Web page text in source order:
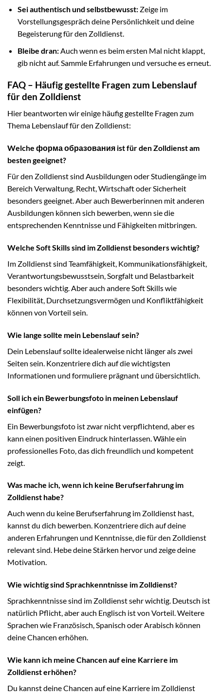
Sei authentisch und selbstbewusst:Zeige im
Vorstellungsgespräch deine Persönlichkeit und deine
Begeisterung für den Zolldienst.
Bleibe dran:Auch wenn es beim ersten Mal nicht klappt,
gib nicht auf. Sammle Erfahrungen und versuche es erneut.
FAQ – Häufig gestellte Fragen zum Lebenslauf
für den Zolldienst
Hier beantworten wir einige häufig gestellte Fragen zum
Thema Lebenslauf für den Zolldienst:
Welche форма образования ist für den Zolldienst am
besten geeignet?
Für den Zolldienst sind Ausbildungen oder Studiengänge im
Bereich Verwaltung, Recht, Wirtschaft oder Sicherheit
besonders geeignet. Aber auch Bewerberinnen mit anderen
Ausbildungen können sich bewerben, wenn sie die
entsprechenden Kenntnisse und Fähigkeiten mitbringen.
Welche Soft Skills sind im Zolldienst besonders wichtig?
Im Zolldienst sind Teamfähigkeit, Kommunikationsfähigkeit,
Verantwortungsbewusstsein, Sorgfalt und Belastbarkeit
besonders wichtig. Aber auch andere Soft Skills wie
Flexibilität, Durchsetzungsvermögen und Konfliktfähigkeit
können von Vorteil sein.
Wie lange sollte mein Lebenslauf sein?
Dein Lebenslauf sollte idealerweise nicht länger als zwei
Seiten sein. Konzentriere dich auf die wichtigsten
Informationen und formuliere prägnant und übersichtlich.
Soll ich ein Bewerbungsfoto in meinen Lebenslauf
einfügen?
Ein Bewerbungsfoto ist zwar nicht verpflichtend, aber es
kann einen positiven Eindruck hinterlassen. Wähle ein
professionelles Foto, das dich freundlich und kompetent
zeigt.
Was mache ich, wenn ich keine Berufserfahrung im
Zolldienst habe?
Auch wenn du keine Berufserfahrung im Zolldienst hast,
kannst du dich bewerben. Konzentriere dich auf deine
anderen Erfahrungen und Kenntnisse, die für den Zolldienst
relevant sind. Hebe deine Stärken hervor und zeige deine
Motivation.
Wie wichtig sind Sprachkenntnisse im Zolldienst?
Sprachkenntnisse sind im Zolldienst sehr wichtig. Deutsch ist
natürlich Pflicht, aber auch Englisch ist von Vorteil. Weitere
Sprachen wie Französisch, Spanisch oder Arabisch können
deine Chancen erhöhen.
Wie kann ich meine Chancen auf eine Karriere im
Zolldienst erhöhen?
Du kannst deine Chancen auf eine Karriere im Zolldienst